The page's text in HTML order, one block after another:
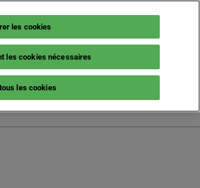
French (France)
English
French (France)
Italian (Italy)
les cookies
les cookies nécessaires
les cookies